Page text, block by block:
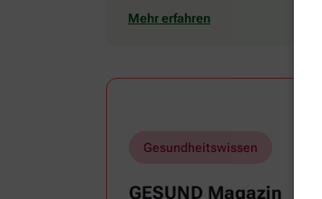
Mehr erfahren
Gesundheitswissen
GESUND Magazin